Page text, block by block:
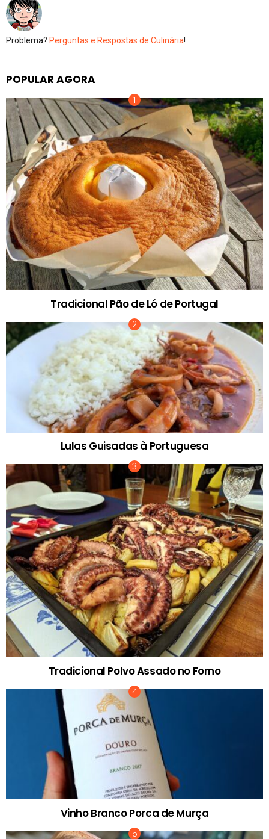
Problema? Perguntas e Respostas de Culinária!
POPULAR AGORA
Tradicional Pão de Ló de Portugal
Lulas Guisadas à Portuguesa
Tradicional Polvo Assado no Forno
Vinho Branco Porca de Murça